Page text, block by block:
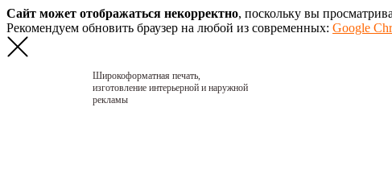
Сайт может отображаться некорректно, поскольку вы
Рекомендуем обновить браузер на любой из современных: Google
Широкоформатная печать,
изготовление интерьерной и наружной
рекламы